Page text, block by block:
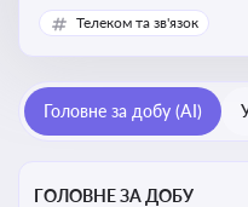
контроль послуг
регулюється
ліцензійних умов, участі
забезпечення прав
Телеком та зв'язок
Головне за добу (AI)
ГОЛОВНЕ ЗА ДОБУ